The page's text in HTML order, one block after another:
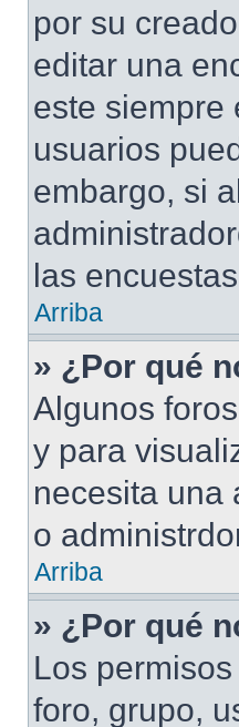
por su
editar una
este siempre
usuarios
embargo, si
las
Arriba
» ¿Por qué
Algunos
y para
necesita una
o
Arriba
» ¿Por qué
Los
foro, grupo,